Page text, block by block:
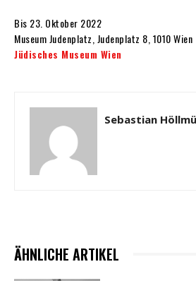
Bis 23. Oktober 2022
Museum Judenplatz, Judenplatz 8, 1010 Wien
Jüdisches Museum Wien
Sebastian
ÄHNLICHE ARTIKEL